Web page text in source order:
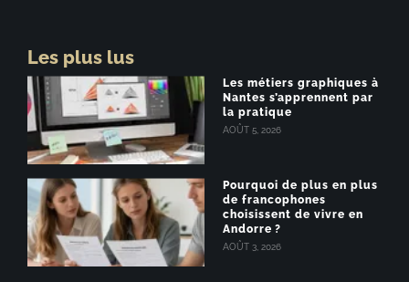
Les plus lus
Les métiers graphiques à
Nantes s’apprennent par
la pratique
AOÛT 5, 2026
Pourquoi de plus en plus
de francophones
choisissent de vivre en
Andorre ?
AOÛT 3, 2026